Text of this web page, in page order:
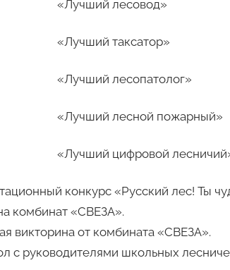
«Лучший лесовод»
«Лучший таксатор»
«Лучший лесопатолог»
«Лучший лесной пожарный»
«Лучший цифровой
конкурс «Русский лес! Ты
комбинат «СВЕЗА».
викторина от комбината «СВЕЗА».
с руководителями школьных